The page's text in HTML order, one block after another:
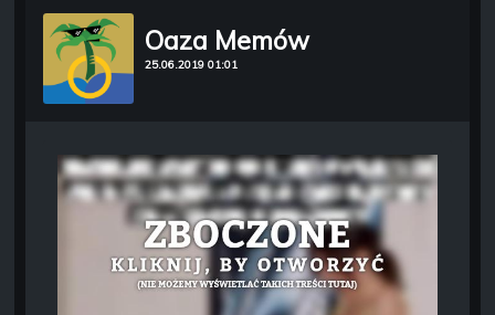
Oaza Memów
25.06.2019 01:01